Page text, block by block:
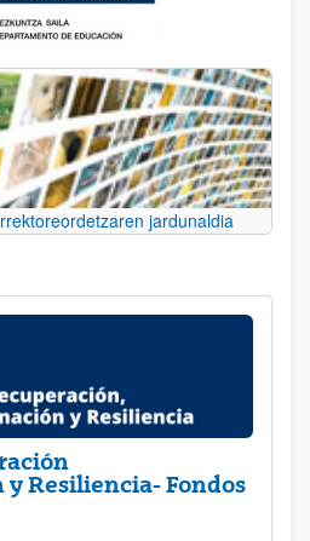
jardunaldia
Resiliencia- Fondos